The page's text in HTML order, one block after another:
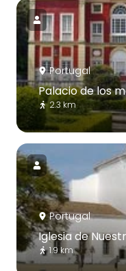
Portugal
Palacio de los
2.3 km
Portugal
Iglesia de
1.9 km